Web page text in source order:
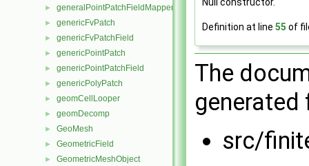
► generalPointPatchFieldMapper
► genericFvPatch
► genericFvPatchField
► genericPointPatch
► genericPointPatchField
► genericPolyPatch
► geomCellLooper
► geomDecomp
► GeoMesh
► GeometricField
► GeometricMeshObject
Definition at line 55 of
The
src/